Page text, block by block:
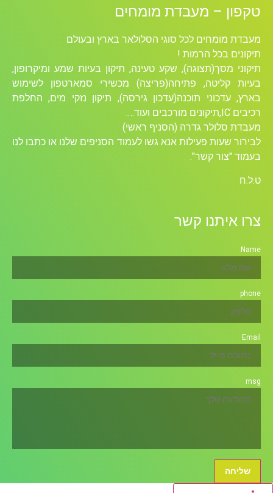
טקפון – מעבדת מומחים
מעבדת מומחים לכל סוגי הסלולאר בארץ ובעולם
תיקונים בכל הרמות !
תיקוני מסך(תצוגה), שקע טעינה, תיקון בעיות שמע ומיקרופון,
בעיות קליטה, פתיחה(פריצה) מכשירי סמארטפון לשימוש
בארץ, עדכוני תוכנה(עדכון גירסה), תיקון נזקי מים, החלפת
רכיבים ICׁ,תיקונים מורכבים ועוד….
מעבדת סלולר גדרה (הסניף ראשי)
לבירור שעות פעילות אנא גשו לעמוד הסניפים שלנו או כתבו לנו
בעמוד "צור קשר".
ט.ל.ח
צרו איתנו קשר
Name
phone
Email
msg
שליחה